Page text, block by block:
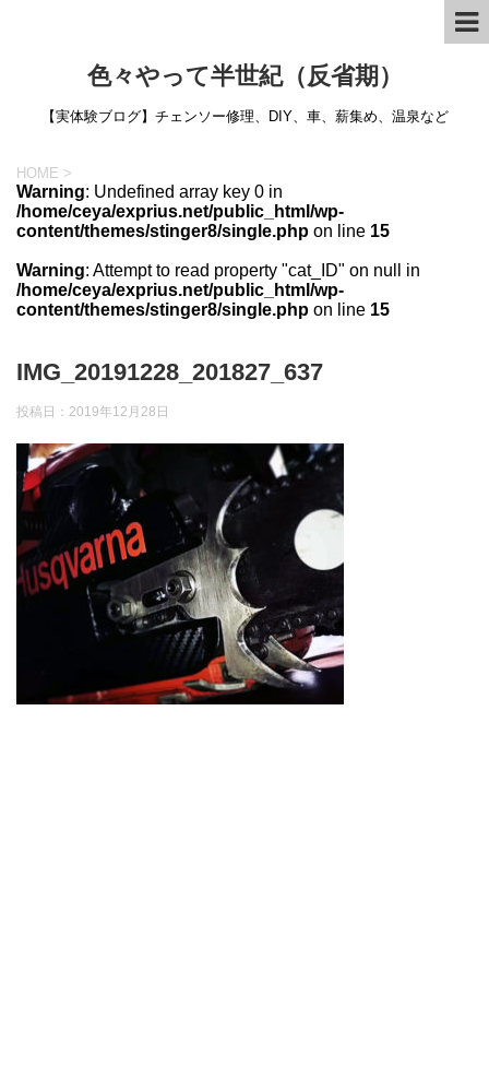
色々やって半世紀（反省期）
【実体験ブログ】チェンソー修理、DIY、車、薪集め、温泉など
HOME >
Warning: Undefined array key 0 in
/home/ceya/exprius.net/public_html/wp-
content/themes/stinger8/single.php on line 15
Warning: Attempt to read property "cat_ID" on null in
/home/ceya/exprius.net/public_html/wp-
content/themes/stinger8/single.php on line 15
IMG_20191228_201827_637
投稿日： 2019年12月28日